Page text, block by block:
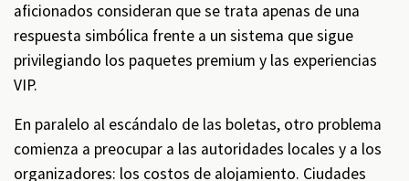
aficionados consideran que se trata apenas de una
respuesta simbólica frente a un sistema que sigue
privilegiando los paquetes premium y las experiencias
VIP.
En paralelo al escándalo de las boletas, otro problema
comienza a preocupar a las autoridades locales y a los
organizadores: los costos de alojamiento. Ciudades